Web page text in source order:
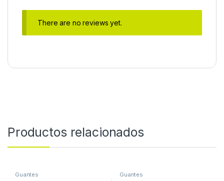
There are no reviews yet.
Productos relacionados
Guantes Guantes